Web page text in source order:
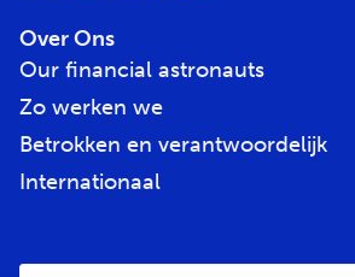
Over Ons
Our financial astronauts
Zo werken we
Betrokken en verantwoordelijk
Internationaal
E-